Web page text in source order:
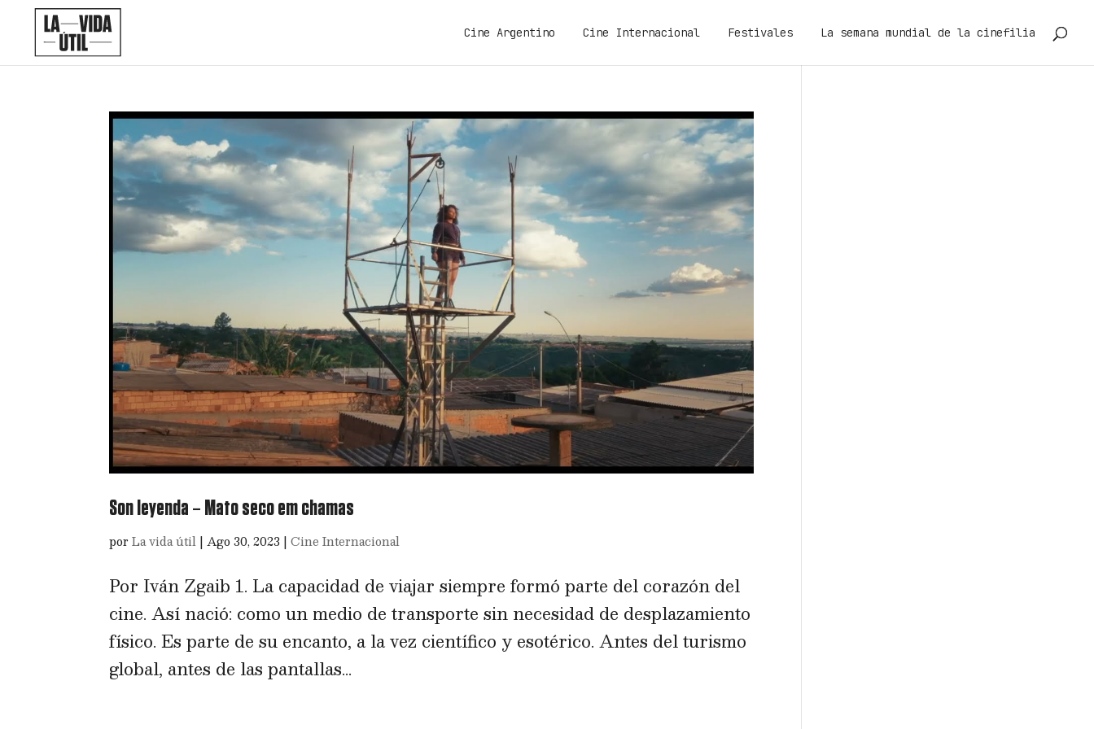
Cine Argentino Cine Internacional Festivales La semana mundial de la cinefilia
Son leyenda – Mato seco em chamas
porLa vida útil |Ago 30, 2023 |Cine Internacional
Por Iván Zgaib 1. La capacidad de viajar siempre formó parte del corazón del
cine. Así nació: como un medio de transporte sin necesidad de desplazamiento
físico. Es parte de su encanto, a la vez científico y esotérico. Antes del turismo
global, antes de las pantallas...